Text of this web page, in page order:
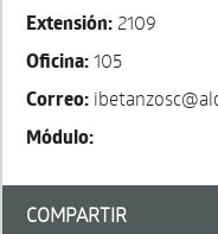
Extensión: 2109
Oficina:105
Correo:
Módulo:
COMPARTIR